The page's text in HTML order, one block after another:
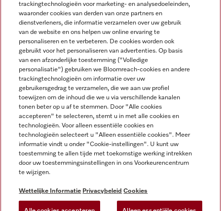
NEDERLANDS
Wettelijke Informatie
Algemene voorwaarden
Privacybeleid
Gebruiksvoorwaarden
Toegankelijkheidsverklaring
Digital Services Act
Miele op Facebook
Miele op Youtube
Miele op Instagram
Miele op Pinterest
trackingtechnologieën voor marketing- en analysedoeleinden,
waaronder cookies van derden van onze partners en
dienstverleners, die informatie verzamelen over uw gebruik
van de website en ons helpen uw online ervaring te
personaliseren en te verbeteren. De cookies worden ook
gebruikt voor het personaliseren van advertenties. Op basis
van een afzonderlijke toestemming ("Volledige
personalisatie") gebruiken we Bloomreach-cookies en andere
trackingtechnologieën om informatie over uw
gebruikersgedrag te verzamelen, die we aan uw profiel
toewijzen om de inhoud die we u via verschillende kanalen
tonen beter op u af te stemmen. Door "Alle cookies
accepteren" te selecteren, stemt u in met alle cookies en
technologieën. Voor alleen essentiële cookies en
technologieën selecteert u "Alleen essentiële cookies". Meer
informatie vindt u onder "Cookie-instellingen". U kunt uw
toestemming te allen tijde met toekomstige werking intrekken
door uw toestemmingsinstellingen in ons Voorkeurencentrum
te wijzigen.
Wettelijke Informatie Privacybeleid Cookies